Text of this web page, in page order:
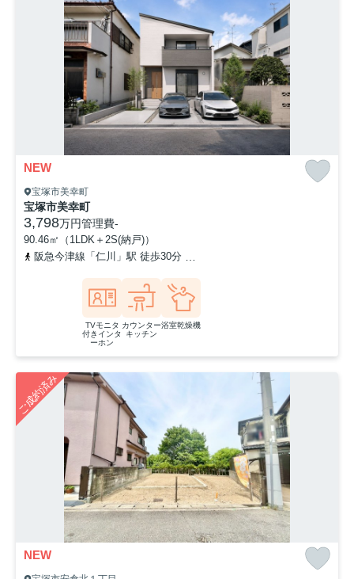
NEW
宝塚市美幸町
宝塚市美幸町
3,798万円管理費-
90.46㎡（1LDK＋2S(納戸)）
阪急今津線「仁川」駅 徒歩30分
TVモニタ
付きインタ
ーホン
カウンター
キッチン
浴室乾燥機
ご成約済み
NEW